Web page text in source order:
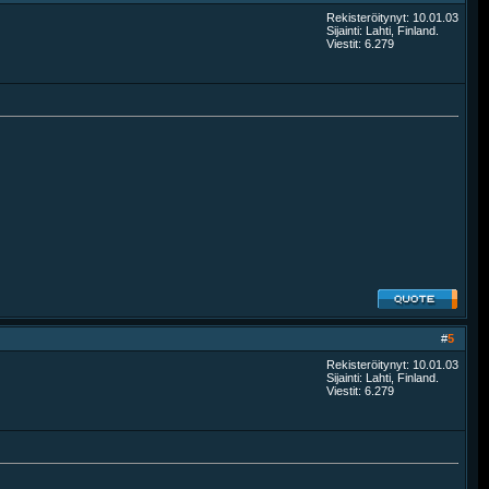
Rekisteröitynyt: 10.01.03
Sijainti: Lahti, Finland.
Viestit: 6.279
#5
Rekisteröitynyt: 10.01.03
Sijainti: Lahti, Finland.
Viestit: 6.279